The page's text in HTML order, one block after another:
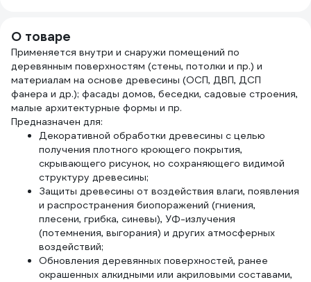
19b640
О товаре
Применяется внутри и снаружи помещений по
деревянным поверхностям (стены, потолки и пр.) и
материалам на основе древесины (ОСП, ДВП, ДСП
фанера и др.); фасады домов, беседки, садовые строения,
малые архитектурные формы и пр.
Предназначен для:
Декоративной обработки древесины с целью
получения плотного кроющего покрытия,
скрывающего рисунок, но сохраняющего видимой
структуру древесины;
Защиты древесины от воздействия влаги, появления
и распространения биопоражений (гниения,
плесени, грибка, синевы), УФ-излучения
(потемнения, выгорания) и других атмосферных
воздействий;
Обновления деревянных поверхностей, ранее
окрашенных алкидными или акриловыми составами,